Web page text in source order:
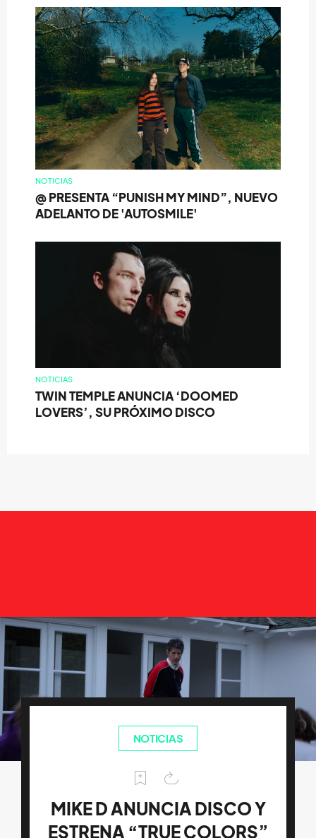
NOTICIAS
@ PRESENTA “PUNISH MY MIND”, NUEVO
ADELANTO DE 'AUTOSMILE'
NOTICIAS
TWIN TEMPLE ANUNCIA ‘DOOMED
LOVERS’, SU PRÓXIMO DISCO
NOTICIAS
MIKE D ANUNCIA DISCO Y
ESTRENA “TRUE COLORS”